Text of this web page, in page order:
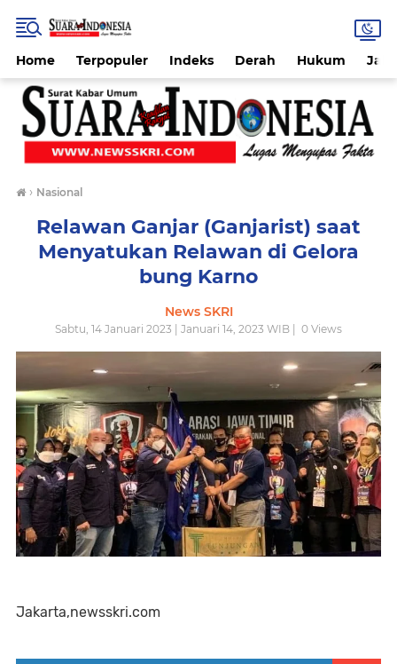
Home Terpopuler Indeks Derah Hukum
› Nasional
Relawan Ganjar (Ganjarist) saat
Menyatukan Relawan di Gelora
bung Karno
News SKRI
Sabtu, 14 Januari 2023 | Januari 14, 2023 WIB | 0 Views
Jakarta,newsskri.com